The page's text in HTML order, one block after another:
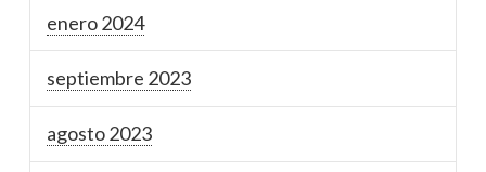
enero 2024
septiembre 2023
agosto 2023